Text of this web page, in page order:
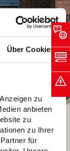
Über Cookies
zu
anbieten
zu
zu Ihrer
für